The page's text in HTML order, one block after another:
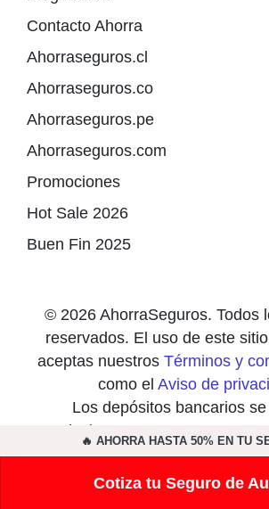
🔥 AHORRA HASTA 50% EN TU
Cotiza tu Seguro de
Contacto Ahorra
Ahorraseguros.cl
Ahorraseguros.co
Ahorraseguros.pe
Ahorraseguros.com
Promociones
Hot Sale 2026
Buen Fin 2025
© 2026 AhorraSeguros. Todos
reservados. El uso de este
aceptas nuestros Términos y
como el Aviso de
Los depósitos bancarios
exclusivamente en cuentas a
compañías de seguros y nunca
particulares.